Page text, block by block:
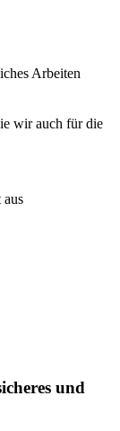
Arbeiten
wir auch für die
aus
und